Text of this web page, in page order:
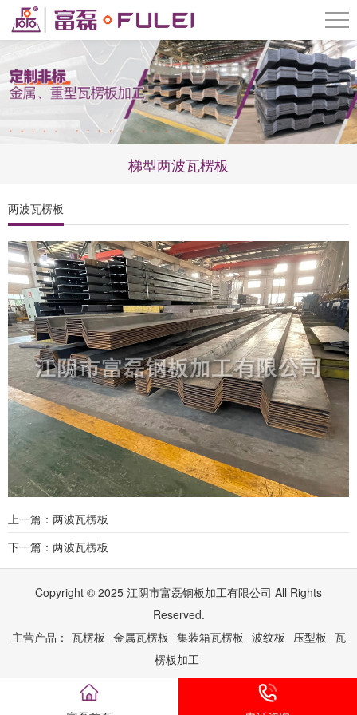
梯型两波瓦楞板
两波瓦楞板
上一篇：两波瓦楞板
下一篇：两波瓦楞板
Copyright © 2025 江阴市富磊钢板加工有限公司 All Rights
Reserved.
主营产品： 瓦楞板 金属瓦楞板 集装箱瓦楞板 波纹板 压型板 瓦
楞板加工